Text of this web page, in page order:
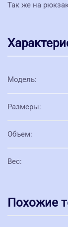
Так же на
Модель:
Размеры:
Объем:
Вес:
Похожие